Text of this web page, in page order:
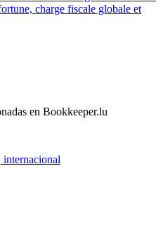
charge fiscale globale et
en Bookkeeper.lu
internacional